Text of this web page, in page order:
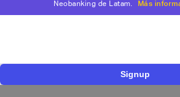
Neobanking de Latam.
Más
Signup